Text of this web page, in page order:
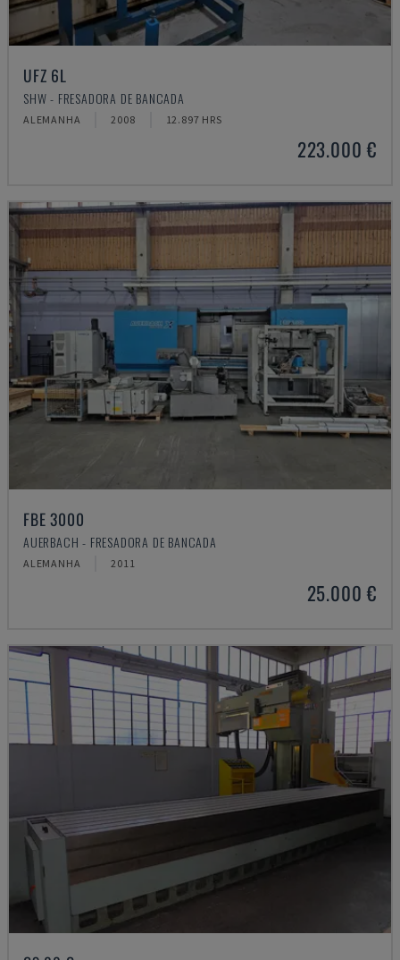
UFZ 6L
SHW - FRESADORA DE BANCADA
ALEMANHA 2008 12.897 HRS
223.000 €
FBE 3000
AUERBACH - FRESADORA DE BANCADA
ALEMANHA 2011
25.000 €